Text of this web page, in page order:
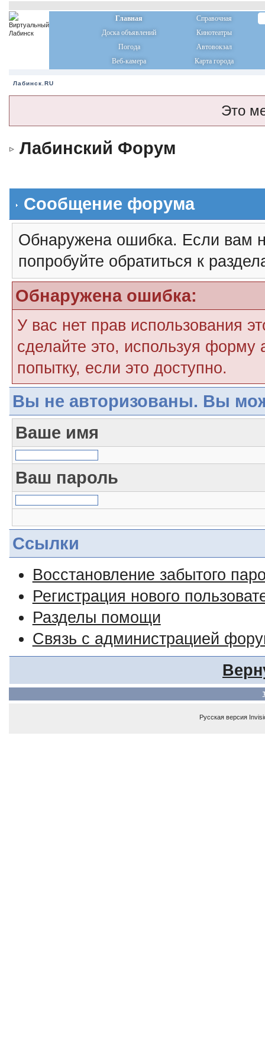
Главная
Справочная
Доска объявлений
Кинотеатры
Погода
Автовокзал
Веб-камера
Карта города
Лабинск.RU
Это
Лабинский Форум
Сообщение форума
Обнаружена ошибка. Если вам
попробуйте обратиться к
Обнаружена ошибка:
У вас нет прав использования
сделайте это, используя форму
попытку, если это доступно.
Вы не авторизованы. Вы
Ваше имя
Ваш пароль
Ссылки
Восстановление забытого
Регистрация нового
Разделы помощи
Связь с администрацией
Русская версия